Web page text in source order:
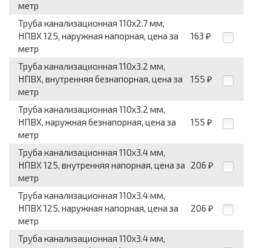
метр
Труба канализационная 110x2.7 мм,
НПВХ 125, наружная напорная, цена за
метр
163 ₽
Труба канализационная 110x3.2 мм,
НПВХ, внутренняя безнапорная, цена за
метр
155 ₽
Труба канализационная 110x3.2 мм,
НПВХ, наружная безнапорная, цена за
метр
155 ₽
Труба канализационная 110x3.4 мм,
НПВХ 125, внутренняя напорная, цена за
метр
206 ₽
Труба канализационная 110x3.4 мм,
НПВХ 125, наружная напорная, цена за
метр
206 ₽
Труба канализационная 110x3.4 мм,